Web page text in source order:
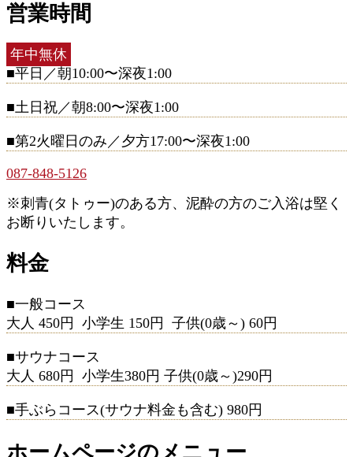
営業時間
年中無休
■平日／朝10:00〜深夜1:00
■土日祝／朝8:00〜深夜1:00
■第2火曜日のみ／夕方17:00〜深夜1:00
087-848-5126
※刺青(タトゥー)のある方、泥酔の方のご入浴は堅く
お断りいたします。
料金
■一般コース
大人 450円 小学生 150円 子供(0歳～) 60円
■サウナコース
大人 680円 小学生380円 子供(0歳～)290円
■手ぶらコース(サウナ料金も含む) 980円
ホームページのメニュー